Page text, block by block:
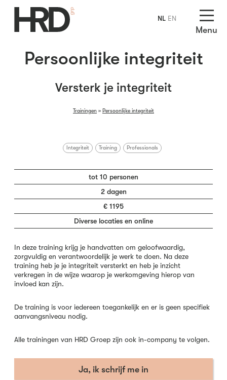
Menu
Persoonlijke integriteit
Versterk je integriteit
Trainingen » Persoonlijke integriteit
Integriteit Training Professionals
tot 10 personen
2 dagen
€ 1195
Diverse locaties en online
In deze training krijg je handvatten om geloofwaardig,
zorgvuldig en verantwoordelijk je werk te doen. Na deze
training heb je je integriteit versterkt en heb je inzicht
verkregen in de wijze waarop je werkomgeving hierop van
invloed kan zijn.
De training is voor iedereen toegankelijk en er is geen specifiek
aanvangsniveau nodig.
Alle trainingen van HRD Groep zijn ook in-company te volgen.
Ja, ik schrijf me in
NL EN